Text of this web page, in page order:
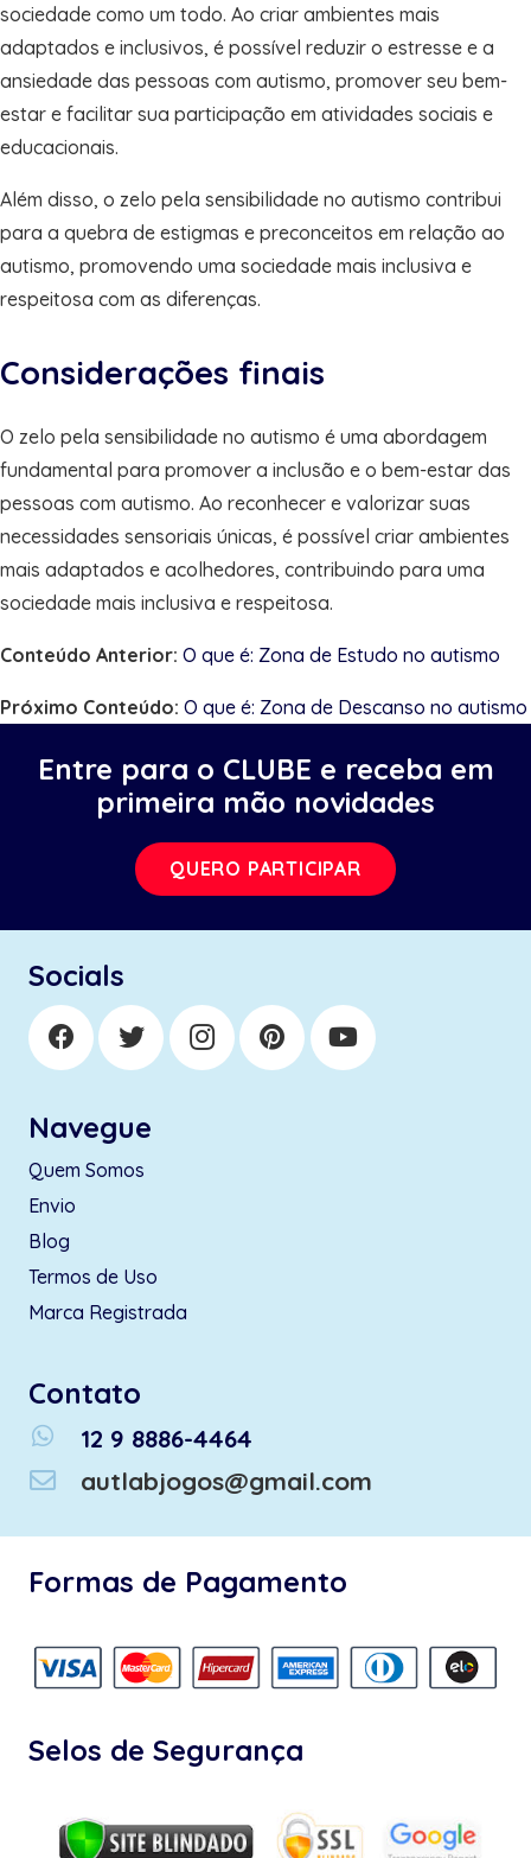
sociedade como um todo. Ao criar ambientes mais
adaptados e inclusivos, é possível reduzir o estresse e a
ansiedade das pessoas com autismo, promover seu bem-
estar e facilitar sua participação em atividades sociais e
educacionais.
Além disso, o zelo pela sensibilidade no autismo contribui
para a quebra de estigmas e preconceitos em relação ao
autismo, promovendo uma sociedade mais inclusiva e
respeitosa com as diferenças.
Considerações finais
O zelo pela sensibilidade no autismo é uma abordagem
fundamental para promover a inclusão e o bem-estar das
pessoas com autismo. Ao reconhecer e valorizar suas
necessidades sensoriais únicas, é possível criar ambientes
mais adaptados e acolhedores, contribuindo para uma
sociedade mais inclusiva e respeitosa.
Conteúdo Anterior: O que é: Zona de Estudo no autismo
Próximo Conteúdo: O que é: Zona de Descanso no autismo
Entre para o CLUBE e receba em
primeira mão novidades
QUERO PARTICIPAR
Socials
Navegue
Quem Somos
Envio
Blog
Termos de Uso
Marca Registrada
Contato
whatsapp
12 9 8886-4464
autlabjogos@gmail.com
Formas de Pagamento
Selos de Segurança